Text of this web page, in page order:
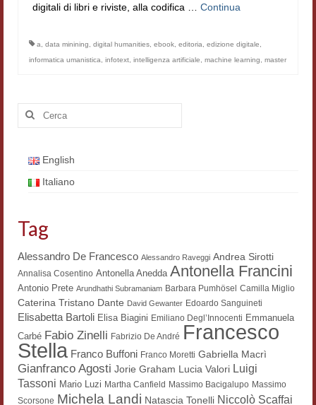
Epistolografia
Comparatistica
Filologia digitale
Lexicon
ALIM
Corpus Rhythmorum Musicum
Eurasian Latin Archive
Rammses
LEAD
Didattica
Master INFOTEXT
digitali di libri e riviste, alla codifica … Continua
a data minining digital humanities ebook editoria edizione digitale
informatica umanistica
infotext intelligenza artificiale machine learning master
Cerca:
English
Italiano
Tag
Alessandro De Francesco Alessandro Raveggi Andrea Sirotti
Annalisa Cosentino Antonella Anedda Antonella Francini
Antonio Prete Arundhathi Subramaniam Barbara Pumhösel Camilla Miglio
Caterina Tristano Dante David Gewanter Edoardo Sanguineti
Elisabetta Bartoli Elisa Biagini Emiliano Degl’Innocenti Emmanuela
Carbé Fabio Zinelli Fabrizio De André Francesco
Stella Franco Buffoni Franco Moretti Gabriella Macrì
Gianfranco Agosti Jorie Graham Lucia Valori Luigi
Tassoni Mario Luzi Martha Canfield Massimo Bacigalupo Massimo
Scorsone Michela Landi Natascia Tonelli Niccolò Scaffai